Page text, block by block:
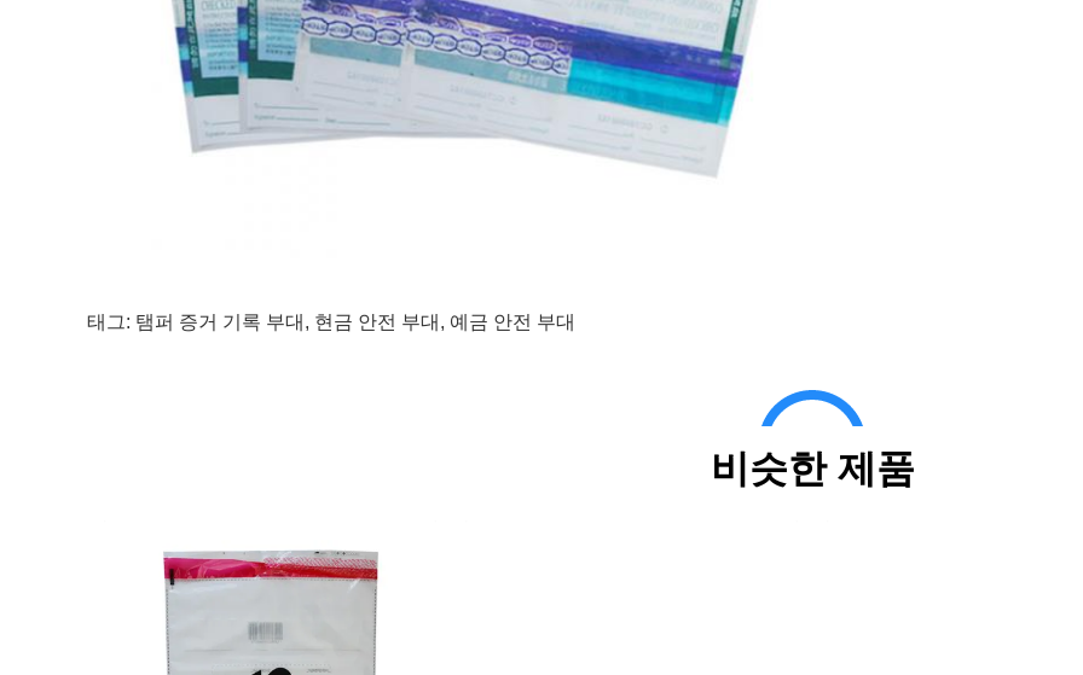
태그: 탬퍼 증거 기록 부대 , 현금 안전 부대 , 예금 안전 부대
비슷한 제품